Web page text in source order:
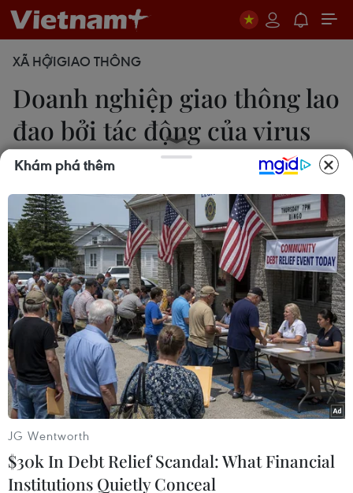
XÃ HỘIGIAO THÔNG
Doanh nghiệp giao thông lao
đao bởi tác động của virus
nCoV
Việt Hùng
10/02/2020 02:14
Với nhu cầu đi lại và vận chuyển hàng hóa sụt
giảm do ảnh hưởng của virus corona (2019-nCoV),
các doanh nghiệp trong lĩnh vực giao thông đang
phải bù lỗ để duy trì hoạt động.
Khám phá thêm
JG Wentworth
$30k In Debt Relief Scandal: What Financial
Institutions Quietly Conceal